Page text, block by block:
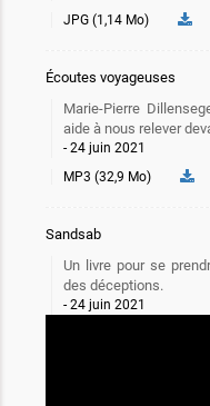
JPG (1,14 Mo)
Écoutes voyageuses
Marie-Pierre
aide à nous relever
24 juin 2021
MP3 (32,9 Mo)
Sandsab
Un livre pour se
des déceptions.
24 juin 2021